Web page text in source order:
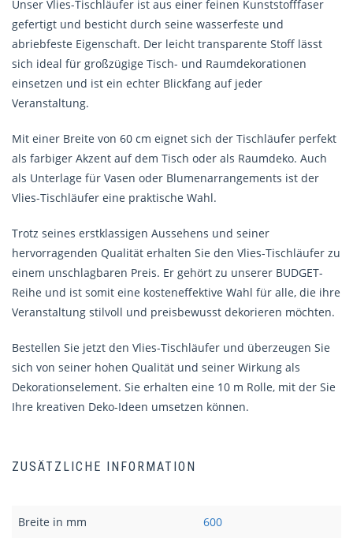
Unser Vlies-Tischläufer ist aus einer feinen Kunststofffaser
gefertigt und besticht durch seine wasserfeste und
abriebfeste Eigenschaft. Der leicht transparente Stoff lässt
sich ideal für großzügige Tisch- und Raumdekorationen
einsetzen und ist ein echter Blickfang auf jeder
Veranstaltung.
Mit einer Breite von 60 cm eignet sich der Tischläufer perfekt
als farbiger Akzent auf dem Tisch oder als Raumdeko. Auch
als Unterlage für Vasen oder Blumenarrangements ist der
Vlies-Tischläufer eine praktische Wahl.
Trotz seines erstklassigen Aussehens und seiner
hervorragenden Qualität erhalten Sie den Vlies-Tischläufer zu
einem unschlagbaren Preis. Er gehört zu unserer BUDGET-
Reihe und ist somit eine kosteneffektive Wahl für alle, die ihre
Veranstaltung stilvoll und preisbewusst dekorieren möchten.
Bestellen Sie jetzt den Vlies-Tischläufer und überzeugen Sie
sich von seiner hohen Qualität und seiner Wirkung als
Dekorationselement. Sie erhalten eine 10 m Rolle, mit der Sie
Ihre kreativen Deko-Ideen umsetzen können.
ZUSÄTZLICHE INFORMATION
Breite in mm 600